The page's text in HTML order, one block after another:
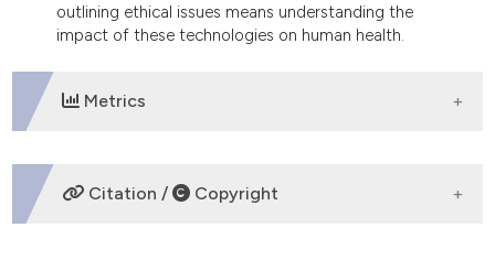
outlining ethical issues means understanding the
impact of these technologies on human health.
Metrics
DOWNLOADS
Citation / Copyright